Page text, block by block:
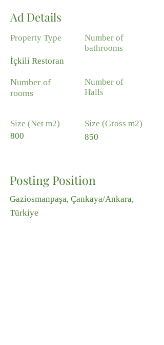
Ad Details
Property Type
İçkili Restoran
Number of
rooms
Size (Net m2)
800
Number of
bathrooms
Number of
Halls
Size (Gross m2)
850
Posting Position
Gaziosmanpaşa, Çankaya/Ankara,
Türkiye